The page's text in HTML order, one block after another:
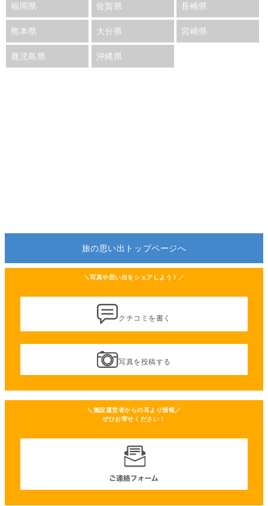
福岡県 佐賀県 長崎県
熊本県 大分県 宮崎県
鹿児島県 沖縄県
旅の思い出トップページへ
＼写真や思い出をシェアしよう！／
クチコミを書く
写真を投稿する
＼施設運営者からの耳より情報／
ぜひお寄せください！